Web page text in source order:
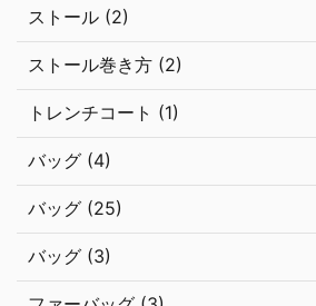
ストール (2)
ストール巻き方 (2)
トレンチコート (1)
バッグ (4)
バッグ (25)
バッグ (3)